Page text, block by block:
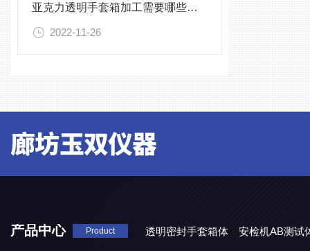
亚克力透明手套箱加工需要哪些设备
2022-11-26
产品中心 Product 透明密封手套箱体 安检机AB测试